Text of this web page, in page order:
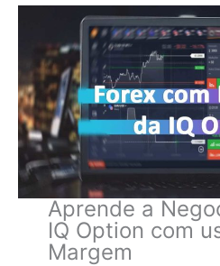
Aprende a
IQ Option com
Margem